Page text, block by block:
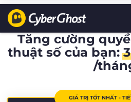
Tăng cường
thuật số của bạn:
/
GIÁ TRỊ TỐT NHẤT -